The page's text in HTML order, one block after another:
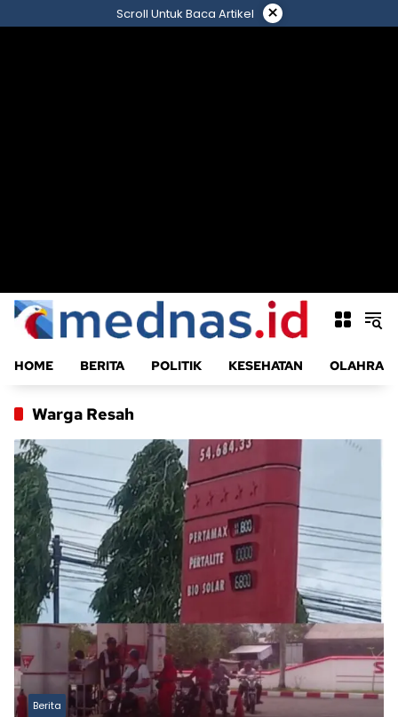
ke
Scroll Untuk Baca Artikel ×
HOME BERITA POLITIK KESEHATAN
Warga Resah
Berita